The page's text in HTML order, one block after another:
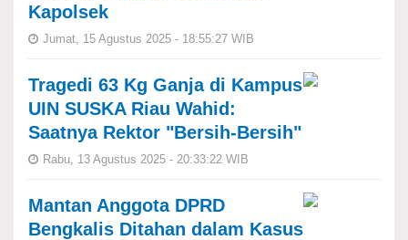
Kapolsek
Jumat, 15 Agustus 2025 - 18:55:27 WIB
Tragedi 63 Kg Ganja di Kampus
UIN SUSKA Riau Wahid:
Saatnya Rektor "Bersih-Bersih"
Rabu, 13 Agustus 2025 - 20:33:22 WIB
Mantan Anggota DPRD
Bengkalis Ditahan dalam Kasus